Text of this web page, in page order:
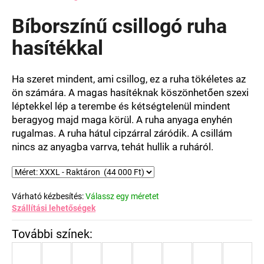
átlagos
értékelése
5-
csillag.
Bíborszínű csillogó ruha
hasítékkal
Ha szeret mindent, ami csillog, ez a ruha tökéletes az
ön számára. A magas hasítéknak köszönhetően szexi
léptekkel lép a terembe és kétségtelenül mindent
beragyog majd maga körül. A ruha anyaga enyhén
rugalmas. A ruha hátul cipzárral záródik. A csillám
nincs az anyagba varrva, tehát hullik a ruháról.
Várható kézbesítés:Válassz egy méretet
Szállítási lehetőségek